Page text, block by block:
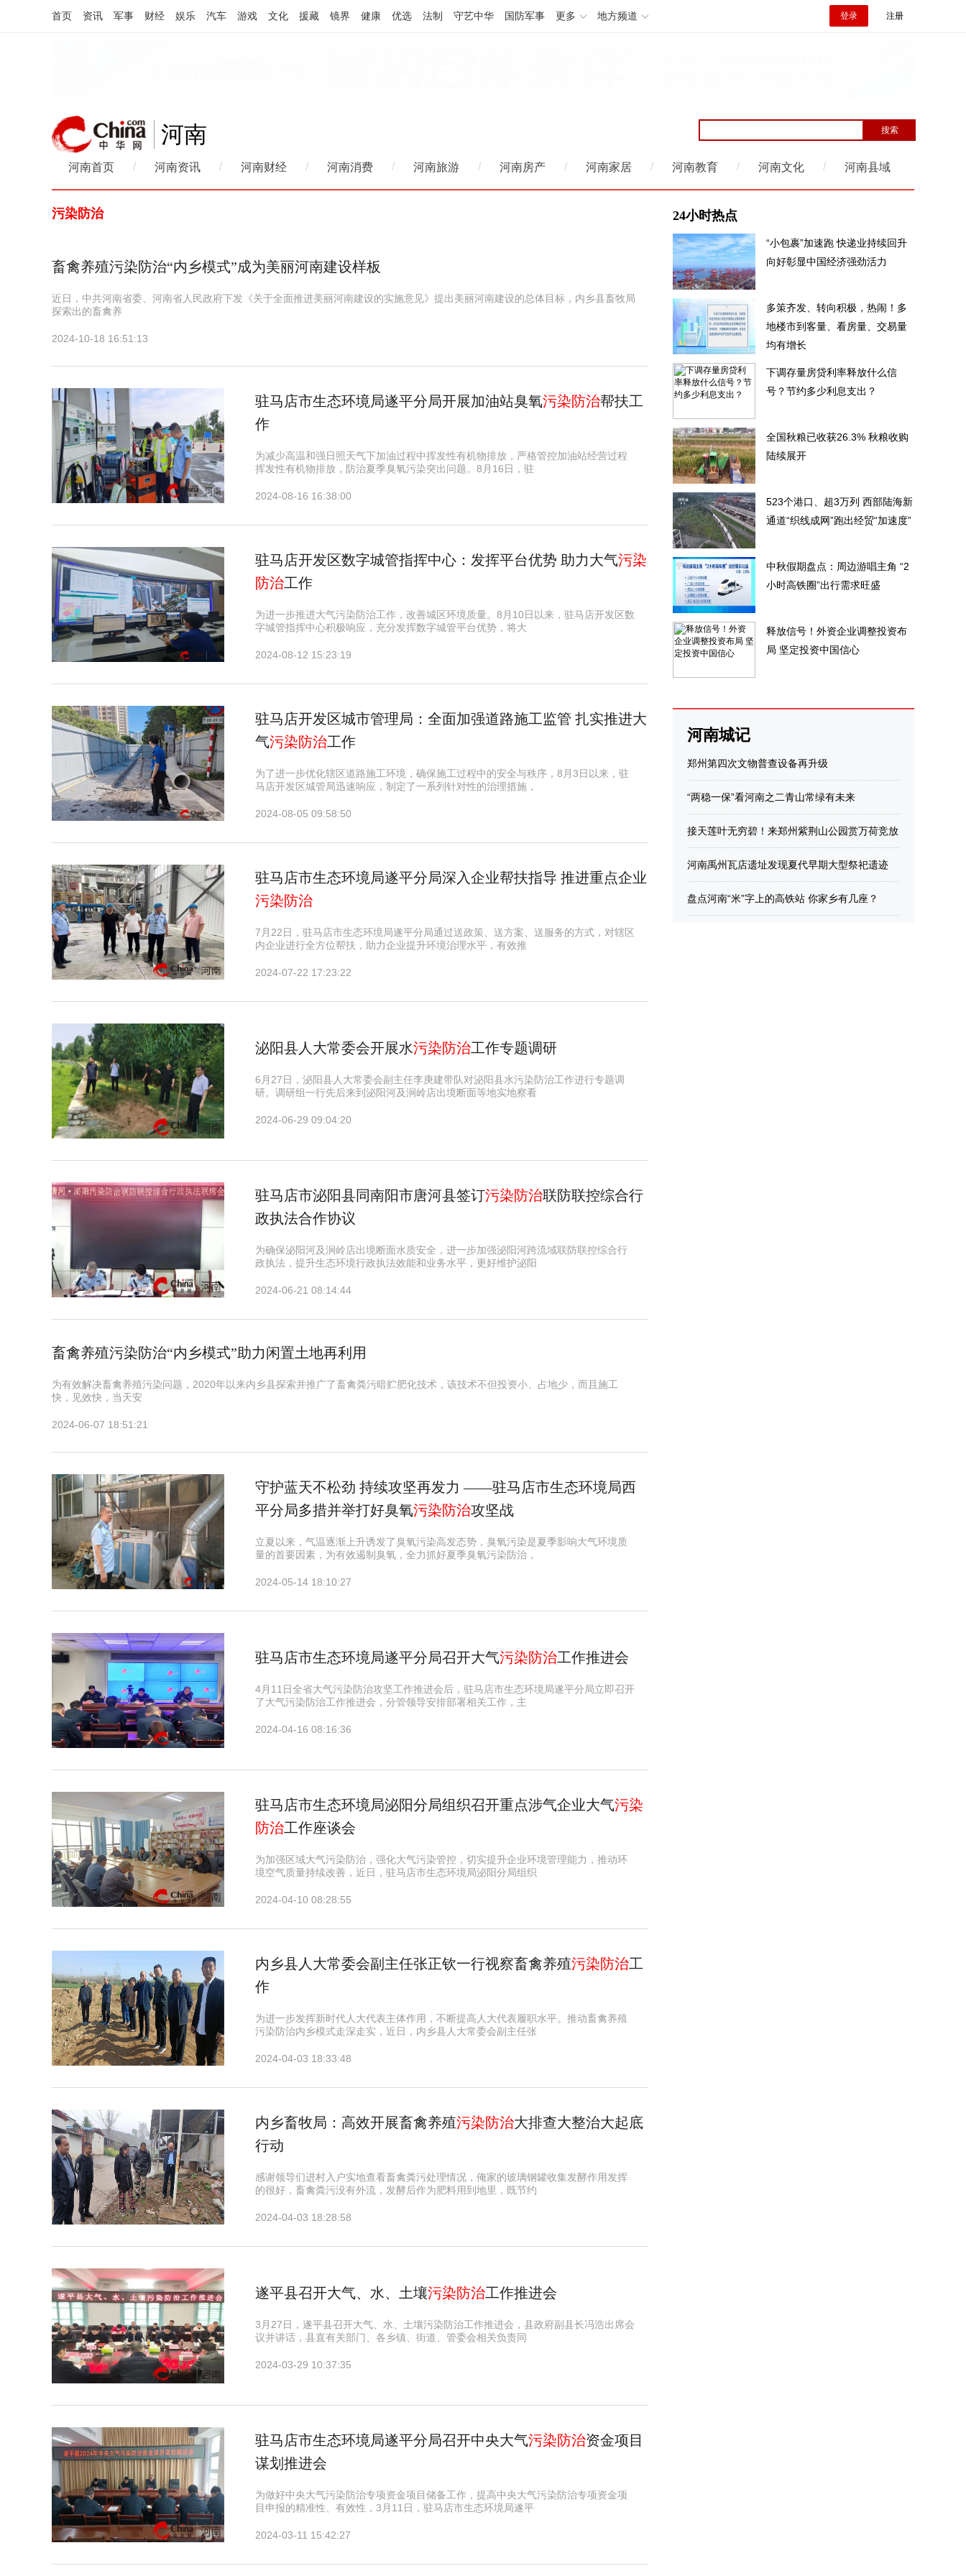
首页 资讯 军事 财经 娱乐 汽车 游戏 文化 援藏 镜界 健康 优选 法制 守艺中华 国防军事 更多 地方频道 登录 注册
河南
河南首页 / 河南资讯 / 河南财经 / 河南消费 / 河南旅游 / 河南房产 / 河南家居 / 河南教育 / 河南文化 / 河南县域
污染防治
畜禽养殖污染防治“内乡模式”成为美丽河南建设样板
近日，中共河南省委、河南省人民政府下发《关于全面推进美丽河南建设的实施意见》提出美丽河南建设的总体目标，内乡县畜牧局
探索出的畜禽养
2024-10-18 16:51:13
驻马店市生态环境局遂平分局开展加油站臭氧污染防治帮扶工
作
为减少高温和强日照天气下加油过程中挥发性有机物排放，严格管控加油站经营过程
挥发性有机物排放，防治夏季臭氧污染突出问题。8月16日，驻
2024-08-16 16:38:00
驻马店开发区数字城管指挥中心：发挥平台优势 助力大气污染
防治工作
为进一步推进大气污染防治工作，改善城区环境质量。8月10日以来，驻马店开发区数
字城管指挥中心积极响应，充分发挥数字城管平台优势，将大
2024-08-12 15:23:19
驻马店开发区城市管理局：全面加强道路施工监管 扎实推进大
气污染防治工作
为了进一步优化辖区道路施工环境，确保施工过程中的安全与秩序，8月3日以来，驻
马店开发区城管局迅速响应，制定了一系列针对性的治理措施，
2024-08-05 09:58:50
驻马店市生态环境局遂平分局深入企业帮扶指导 推进重点企业
污染防治
7月22日，驻马店市生态环境局遂平分局通过送政策、送方案、送服务的方式，对辖区
内企业进行全方位帮扶，助力企业提升环境治理水平，有效推
2024-07-22 17:23:22
泌阳县人大常委会开展水污染防治工作专题调研
6月27日，泌阳县人大常委会副主任李庚建带队对泌阳县水污染防治工作进行专题调
研。调研组一行先后来到泌阳河及涧岭店出境断面等地实地察看
2024-06-29 09:04:20
驻马店市泌阳县同南阳市唐河县签订污染防治联防联控综合行
政执法合作协议
为确保泌阳河及涧岭店出境断面水质安全，进一步加强泌阳河跨流域联防联控综合行
政执法，提升生态环境行政执法效能和业务水平，更好维护泌阳
2024-06-21 08:14:44
畜禽养殖污染防治“内乡模式”助力闲置土地再利用
为有效解决畜禽养殖污染问题，2020年以来内乡县探索并推广了畜禽粪污暗贮肥化技术，该技术不但投资小、占地少，而且施工
快，见效快，当天安
2024-06-07 18:51:21
​守护蓝天不松劲 持续攻坚再发力 ——驻马店市生态环境局西
平分局多措并举打好臭氧污染防治攻坚战
立夏以来，气温逐渐上升诱发了臭氧污染高发态势，臭氧污染是夏季影响大气环境质
量的首要因素，为有效遏制臭氧，全力抓好夏季臭氧污染防治，
2024-05-14 18:10:27
驻马店市生态环境局遂平分局召开大气污染防治工作推进会
4月11日全省大气污染防治攻坚工作推进会后，驻马店市生态环境局遂平分局立即召开
了大气污染防治工作推进会，分管领导安排部署相关工作，主
2024-04-16 08:16:36
驻马店市生态环境局泌阳分局组织召开重点涉气企业大气污染
防治工作座谈会
为加强区域大气污染防治，强化大气污染管控，切实提升企业环境管理能力，推动环
境空气质量持续改善，近日，驻马店市生态环境局泌阳分局组织
2024-04-10 08:28:55
内乡县人大常委会副主任张正钦一行视察畜禽养殖污染防治工
作
为进一步发挥新时代人大代表主体作用，不断提高人大代表履职水平。推动畜禽养殖
污染防治内乡模式走深走实，近日，内乡县人大常委会副主任张
2024-04-03 18:33:48
内乡畜牧局：高效开展畜禽养殖污染防治大排查大整治大起底
行动
感谢领导们进村入户实地查看畜禽粪污处理情况，俺家的玻璃钢罐收集发酵作用发挥
的很好，畜禽粪污没有外流，发酵后作为肥料用到地里，既节约
2024-04-03 18:28:58
遂平县召开大气、水、土壤污染防治工作推进会
3月27日，遂平县召开大气、水、土壤污染防治工作推进会，县政府副县长冯浩出席会
议并讲话，县直有关部门、各乡镇、街道、管委会相关负责同
2024-03-29 10:37:35
驻马店市生态环境局遂平分局召开中央大气污染防治资金项目
谋划推进会
为做好中央大气污染防治专项资金项目储备工作，提高中央大气污染防治专项资金项
目申报的精准性、有效性，3月11日，驻马店市生态环境局遂平
2024-03-11 15:42:27
24小时热点
“小包裹”加速跑 快递业持续回升
向好彰显中国经济强劲活力
多策齐发、转向积极，热闹！多
地楼市到客量、看房量、交易量
均有增长
下调存量房贷利率释放什么信
号？节约多少利息支出？
全国秋粮已收获26.3% 秋粮收购
陆续展开
523个港口、超3万列 西部陆海新
通道“织线成网”跑出经贸“加速度”
中秋假期盘点：周边游唱主角 “2
小时高铁圈”出行需求旺盛
释放信号！外资企业调整投资布
局 坚定投资中国信心
河南城记
郑州第四次文物普查设备再升级
“两稳一保”看河南之二青山常绿有未来
接天莲叶无穷碧！来郑州紫荆山公园赏万荷竞放
河南禹州瓦店遗址发现夏代早期大型祭祀遗迹
盘点河南“米”字上的高铁站 你家乡有几座？